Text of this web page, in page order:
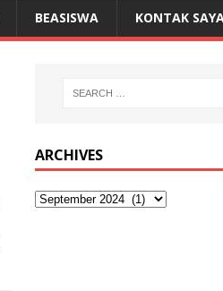
BEASISWA KONTAK
ARCHIVES